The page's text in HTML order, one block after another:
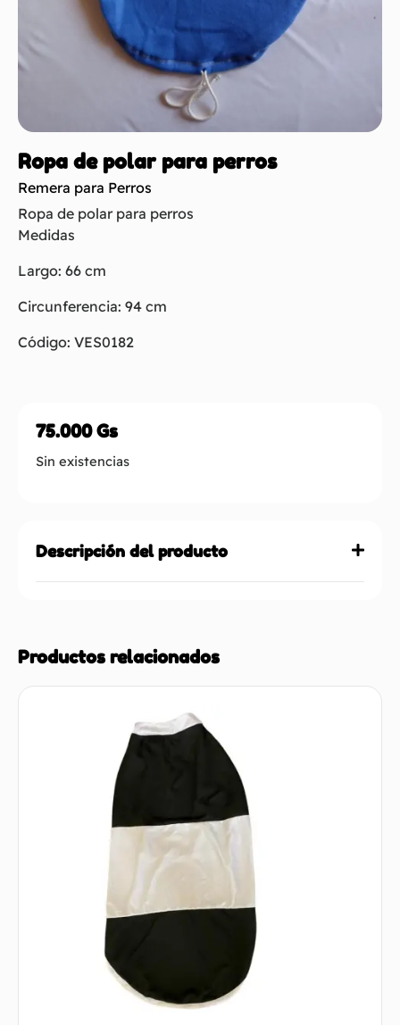
Ropa de polar para perros
Remera para Perros
Ropa de polar para perros
Medidas
Largo: 66 cm
Circunferencia: 94 cm
Código: VES0182
75.000Gs
Sin existencias
Descripción del producto
Productos relacionados